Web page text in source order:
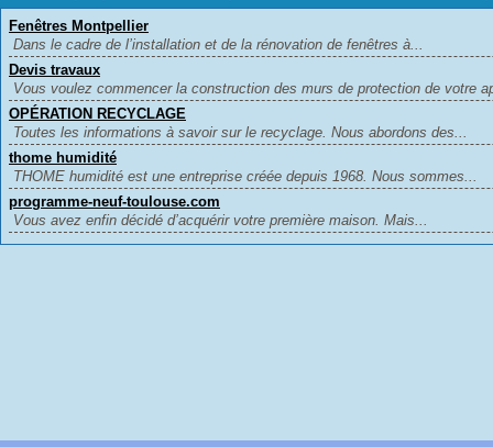
Fenêtres Montpellier
Dans le cadre de l’installation et de la rénovation de fenêtres à...
Devis travaux
Vous voulez commencer la construction des murs de protection de votre
OPÉRATION RECYCLAGE
Toutes les informations à savoir sur le recyclage. Nous abordons des...
thome humidité
THOME humidité est une entreprise créée depuis 1968. Nous sommes...
programme-neuf-toulouse.com
Vous avez enfin décidé d’acquérir votre première maison. Mais...